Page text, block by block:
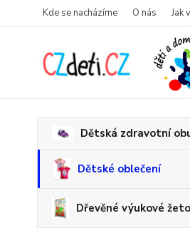
Kde se nacházíme O nás Jak
Dětská zdravotní
Dětské oblečení
Dřevěné výukové